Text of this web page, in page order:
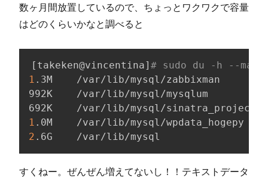
数ヶ月間放置しているので、ちょっとワクワクで容量
はどのくらいかなと調べると
[ takeken@vincentina] # sudo du -h --
1 .3M    /var/lib/mysql/zabbixman
992K    /var/lib/mysql/mysqlum
1
2 .6G    /var/lib/mysql
すくねー。ぜんぜん増えてないし！！テキストデータ